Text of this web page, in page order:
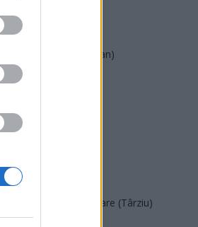
PMP (Tomac)
Forța Dreptei (L. Orban)
PNȚMM
SENS
PACE (Peia)
Acțiunea Conservatoare (Târziu)